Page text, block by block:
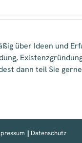
über Ideen und
dann teil Sie
|| Datenschutz